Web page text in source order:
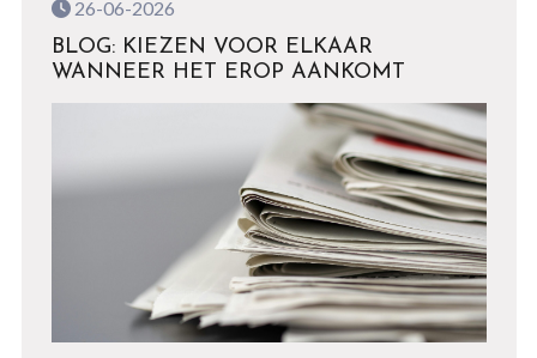
26-06-2026
BLOG: KIEZEN VOOR ELKAAR
WANNEER HET EROP AANKOMT